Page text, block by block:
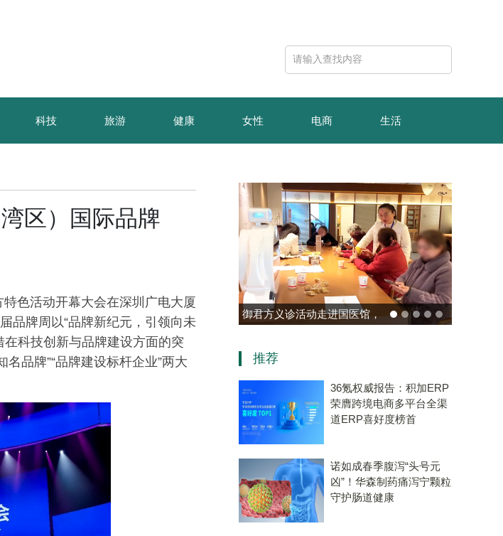
科技 旅游 健康 女性 电商 生活
区）国际品牌
色活动开幕大会在深圳广电大厦
品牌周以“品牌新纪元，引领向未
科技创新与品牌建设方面的突
品牌”“品牌建设标杆企业”两大
御君方义诊活动走进国医馆，
老年大学学员热情参与“中医
会客厅”成健康新地标
玻色量子完成10亿元B轮融
推荐
36氪权威报告：积加ERP
荣膺跨境电商多平台全渠
道ERP喜好度榜首
诺如成春季腹泻“头号元
凶”！华森制药痛泻宁颗粒
守护肠道健康